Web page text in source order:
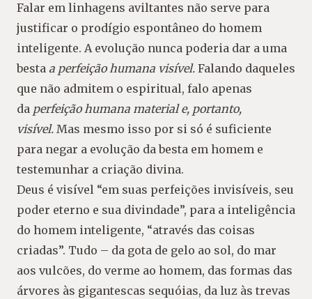
Falar em linhagens aviltantes não serve para
justificar o prodígio espontâneo do homem
inteligente. A evolução nunca poderia dar a uma
besta a perfeição humana visível. Falando daqueles
que não admitem o espiritual, falo apenas
da perfeição humana material e, portanto,
visível. Mas mesmo isso por si só é suficiente
para negar a evolução da besta em homem e
testemunhar a criação divina.
Deus é visível “em suas perfeições invisíveis, seu
poder eterno e sua divindade”, para a inteligência
do homem inteligente, “através das coisas
criadas”. Tudo – da gota de gelo ao sol, do mar
aos vulcões, do verme ao homem, das formas das
árvores às gigantescas sequóias, da luz às trevas